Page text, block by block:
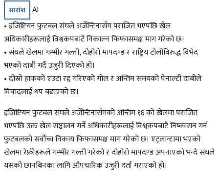
सारांश
AI
• इजिप्टियन फुटबल संघले अर्जेन्टिनासँग पराजित भएपछि खेल
अधिकारीहरूलाई विश्वकपबाटै निकाल्न फिफासमक्ष माग गरेको छ।
• संघले खेलमा गम्भीर गल्ती, दोहोरो मापदण्ड र राष्ट्रिय टोलीविरुद्ध विभेद
भएको दाबी गर्दै उजुरी दिएको हो।
• दोस्रो हाफको एउटा रद्द गरिएको गोल र अन्तिम समयको पेनाल्टी दाबीले
विवादलाई थप बढाएको छ।
इजिप्टियन फुटबल संघले अर्जेन्टिनासँगको अन्तिम १६ को खेलमा पराजित
भएपछि उक्त खेल सञ्चालन गर्ने अधिकारीहरूलाई विश्वकपबाटै निष्कासन गर्न
फुटबलको सर्वोच्च निकाय फिफासमक्ष माग गरेको छ। एट्लान्टामा भएको
खेलमा रेफ्रीहरूले गम्भीर गल्ती गरेको र दोहोरो मापदण्ड अपनाएको भन्दै संघले
यसको छानबिनका लागि औपचारिक उजुरी दर्ता गराएको हो।